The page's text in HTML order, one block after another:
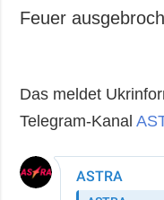
Feuer
Das meldet
Telegram-Kanal